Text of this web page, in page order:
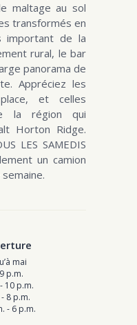
maltage au sol
transformés en
important de la
rural, le bar
panorama de
Appréciez les
et celles
la région qui
Horton Ridge.
LES SAMEDIS
un camion
mai
p.m.
10 p.m.
8 p.m.
- 6 p.m.